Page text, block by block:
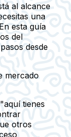
al alcance
una
esta guía
del
desde
mercado
tienes
otros